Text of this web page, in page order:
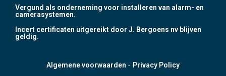
Vergund als onderneming voor installeren van alarm- en
camerasystemen.
Incert certificaten uitgereikt door J. Bergoens nv blijven
geldig.
Algemene voorwaarden - Privacy Policy